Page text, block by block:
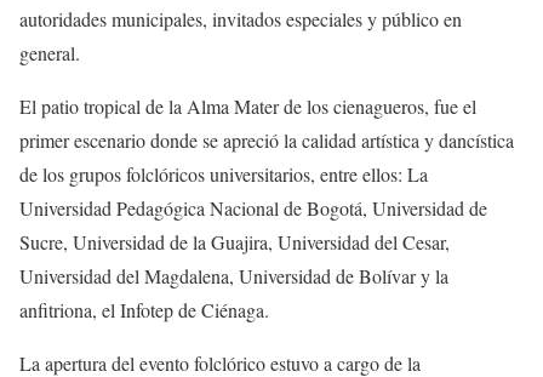
autoridades municipales, invitados especiales y público en
general.
El patio tropical de la Alma Mater de los cienagueros, fue el
primer escenario donde se apreció la calidad artística y dancística
de los grupos folclóricos universitarios, entre ellos: La
Universidad Pedagógica Nacional de Bogotá, Universidad de
Sucre, Universidad de la Guajira, Universidad del Cesar,
Universidad del Magdalena, Universidad de Bolívar y la
anfitriona, el Infotep de Ciénaga.
La apertura del evento folclórico estuvo a cargo de la